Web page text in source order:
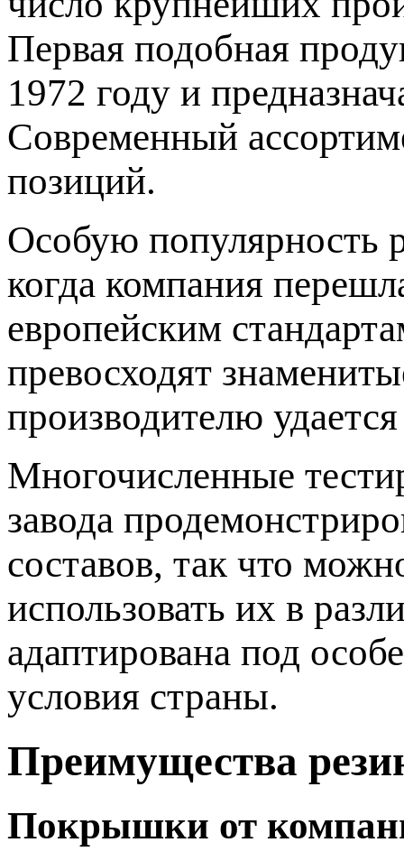
Первая подобная
1972 году и
Современный
позиций.
Особую популярность
когда компания
европейским
превосходят
производителю
Многочисленные
завода
составов, так что
использовать их в
адаптирована под
условия страны.
Преимущества
Покрышки от